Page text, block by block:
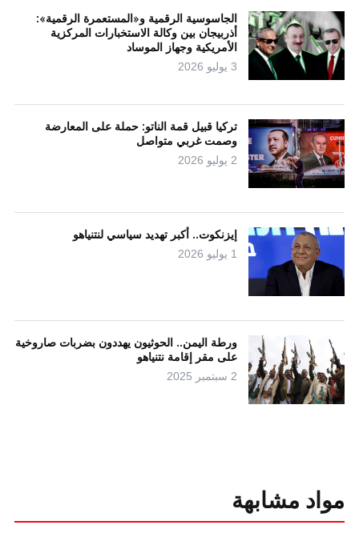
الجاسوسية الرقمية و«المستعمرة الرقمية»:
أذربيجان بين وكالة الاستخبارات المركزية
الأمريكية وجهاز الموساد
3 يوليو 2026
تركيا قبيل قمة الناتو: حملة على المعارضة
وصمت غربي متواصل
2 يوليو 2026
إيزنكوت.. أكبر تهديد سياسي لنتنياهو
1 يوليو 2026
ورطة اليمن.. الحوثيون يهددون بضربات صاروخية
على مقر إقامة نتنياهو
2 سبتمبر 2025
مواد مشابهة